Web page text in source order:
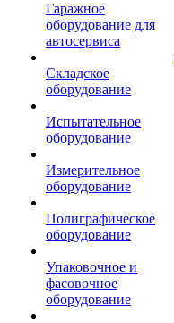
Гаражное
оборудование для
автосервиса
Складское
оборудование
Испытательное
оборудование
Измерительное
оборудование
Полиграфическое
оборудование
Упаковочное и
фасовочное
оборудование